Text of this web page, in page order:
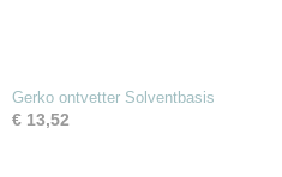
Gerko ontvetter Solventbasis
€ 13,52